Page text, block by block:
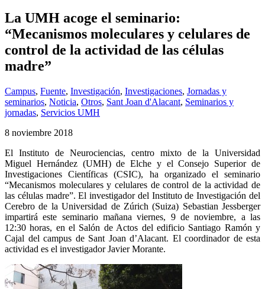
La UMH acoge el seminario:
“Mecanismos moleculares y celulares de
control de la actividad de las células
madre”
Campus, Fuente, Investigación, Investigaciones, Jornadas y
seminarios, Noticia, Otros, Sant Joan d'Alacant, Seminarios y
jornadas, Servicios UMH
8 noviembre 2018
El Instituto de Neurociencias, centro mixto de la Universidad
Miguel Hernández (UMH) de Elche y el Consejo Superior de
Investigaciones Científicas (CSIC), ha organizado el seminario
“Mecanismos moleculares y celulares de control de la actividad de
las células madre”. El investigador del Instituto de Investigación del
Cerebro de la Universidad de Zúrich (Suiza) Sebastian Jessberger
impartirá este seminario mañana viernes, 9 de noviembre, a las
12:30 horas, en el Salón de Actos del edificio Santiago Ramón y
Cajal del campus de Sant Joan d’Alacant. El coordinador de esta
actividad es el investigador Javier Morante.